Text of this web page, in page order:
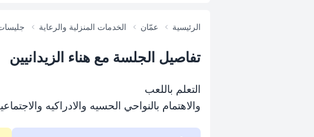
الرئيسية عمّان الخدمات المنزلية والرعاية
تفاصيل الجلسة مع هناء الزيدانيين
التعلم باللعب
والاهتمام بالنواحي الحسيه والادراكيه